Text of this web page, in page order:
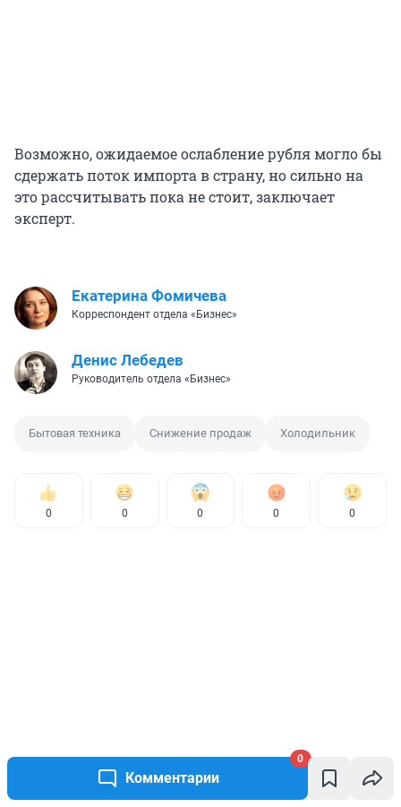
Комментарии
0
Возможно, ожидаемое ослабление рубля могло бы
сдержать поток импорта в страну, но сильно на
это рассчитывать пока не стоит, заключает
эксперт.
Екатерина Фомичева
Корреспондент отдела «Бизнес»
Денис Лебедев
Руководитель отдела «Бизнес»
Бытовая техника Снижение продаж Холодильник
0 0 0 0 0